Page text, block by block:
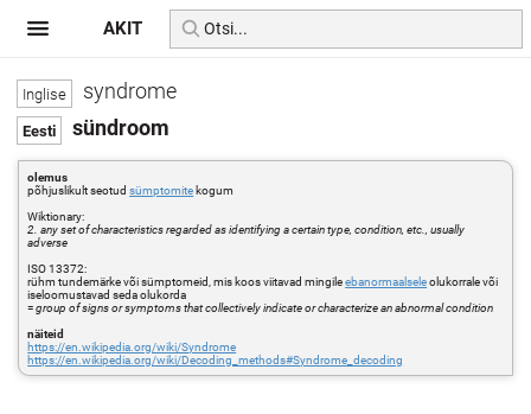
syndrome
sündroom
olemus
põhjuslikult seotudsümptomite kogum
Wiktionary:
2. any set of characteristics regarded as identifying a certain type, condition, etc., usually
adverse
ISO 13372:
rühm tundemärke või sümptomeid, mis koos viitavad mingileebanormaalseleolukorrale või
iseloomustavad seda olukorda
=group of signs or symptoms that collectively indicate or characterize an abnormal condition
näiteid
https://en.wikipedia.org/wiki/Syndrome
https://en.wikipedia.org/wiki/Decoding_methods#Syndrome_decoding
AKIT